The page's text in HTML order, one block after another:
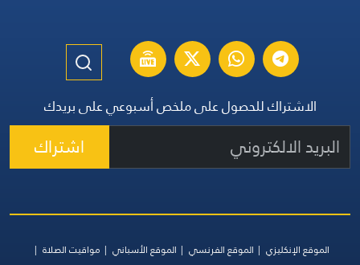
الاشتراك للحصول على ملخص أسبوعي على بريدك
اشتراك
الموقع الإنكليزي الموقع الفرنسي الموقع الأسباني
مواقيت الصلاة